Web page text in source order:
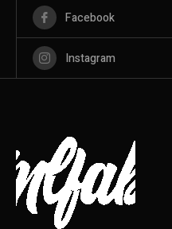
Facebook
Instagram